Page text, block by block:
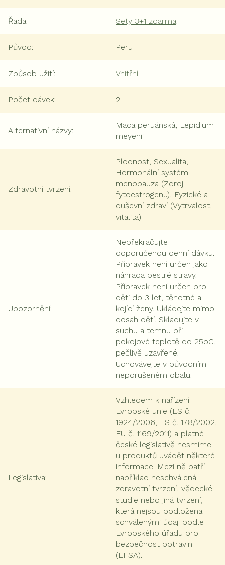
Řada: Sety 3+1 zdarma
Původ: Peru
Způsob užití: Vnitřní
Počet dávek: 2
Alternativní názvy:
Maca peruánská, Lepidium
meyenii
Zdravotní tvrzení:
Plodnost, Sexualita,
Hormonální systém -
menopauza (Zdroj
fytoestrogenu), Fyzické a
duševní zdraví (Vytrvalost,
vitalita)
Upozornění:
Nepřekračujte
doporučenou denní dávku.
Přípravek není určen jako
náhrada pestré stravy.
Přípravek není určen pro
děti do 3 let, těhotné a
kojící ženy. Ukládejte mimo
dosah dětí. Skladujte v
suchu a temnu při
pokojové teplotě do 25oC,
pečlivě uzavřené.
Uchovávejte v původním
neporušeném obalu.
Legislativa:
Vzhledem k nařízení
Evropské unie (ES č.
1924/2006, ES č. 178/2002,
EU č. 1169/2011) a platné
české legislativě nesmíme
u produktů uvádět některé
informace. Mezi ně patří
například neschválená
zdravotní tvrzení, vědecké
studie nebo jiná tvrzení,
která nejsou podložena
schválenými údaji podle
Evropského úřadu pro
bezpečnost potravin
(EFSA).